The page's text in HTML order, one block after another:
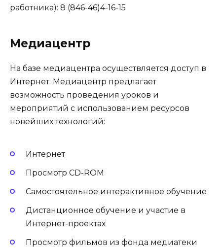
работника): 8 (846-46)4-16-15
Медиацентр
На базе медиацентра осуществляется доступ в
Интернет. Медиацентр предлагает
возможность проведения уроков и
мероприятий с использованием ресурсов
новейших технологий:
Интернет
Просмотр CD-ROM
Самостоятельное интерактивное обучение
Дистанционное обучение и участие в
Интернет-проектах
Просмотр фильмов из фонда медиатеки